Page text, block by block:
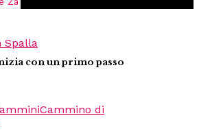
con un primo passo
Cammino di